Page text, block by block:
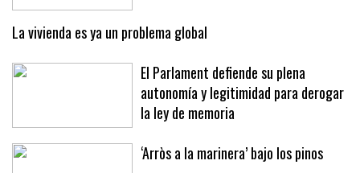
La vivienda es ya un problema global
El Parlament defiende su plena
autonomía y legitimidad para derogar
la ley de memoria
‘Arròs a la marinera’ bajo los pinos